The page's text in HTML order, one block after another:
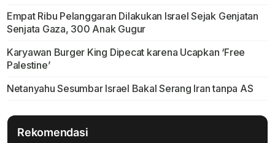
Empat Ribu Pelanggaran Dilakukan Israel Sejak Genjatan
Senjata Gaza, 300 Anak Gugur
Karyawan Burger King Dipecat karena Ucapkan ‘Free
Palestine’
Netanyahu Sesumbar Israel Bakal Serang Iran tanpa AS
Rekomendasi